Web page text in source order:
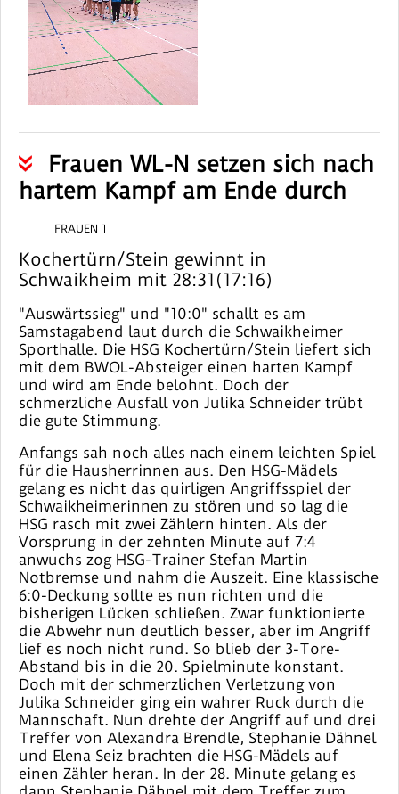
Frauen WL-N setzen sich nach
hartem Kampf am Ende durch
FRAUEN 1
Kochertürn/Stein gewinnt in
Schwaikheim mit 28:31(17:16)
"Auswärtssieg" und "10:0" schallt es am
Samstagabend laut durch die Schwaikheimer
Sporthalle. Die HSG Kochertürn/Stein liefert sich
mit dem BWOL-Absteiger einen harten Kampf
und wird am Ende belohnt. Doch der
schmerzliche Ausfall von Julika Schneider trübt
die gute Stimmung.
Anfangs sah noch alles nach einem leichten Spiel
für die Hausherrinnen aus. Den HSG-Mädels
gelang es nicht das quirligen Angriffsspiel der
Schwaikheimerinnen zu stören und so lag die
HSG rasch mit zwei Zählern hinten. Als der
Vorsprung in der zehnten Minute auf 7:4
anwuchs zog HSG-Trainer Stefan Martin
Notbremse und nahm die Auszeit. Eine klassische
6:0-Deckung sollte es nun richten und die
bisherigen Lücken schließen. Zwar funktionierte
die Abwehr nun deutlich besser, aber im Angriff
lief es noch nicht rund. So blieb der 3-Tore-
Abstand bis in die 20. Spielminute konstant.
Doch mit der schmerzlichen Verletzung von
Julika Schneider ging ein wahrer Ruck durch die
Mannschaft. Nun drehte der Angriff auf und drei
Treffer von Alexandra Brendle, Stephanie Dähnel
und Elena Seiz brachten die HSG-Mädels auf
einen Zähler heran. In der 28. Minute gelang es